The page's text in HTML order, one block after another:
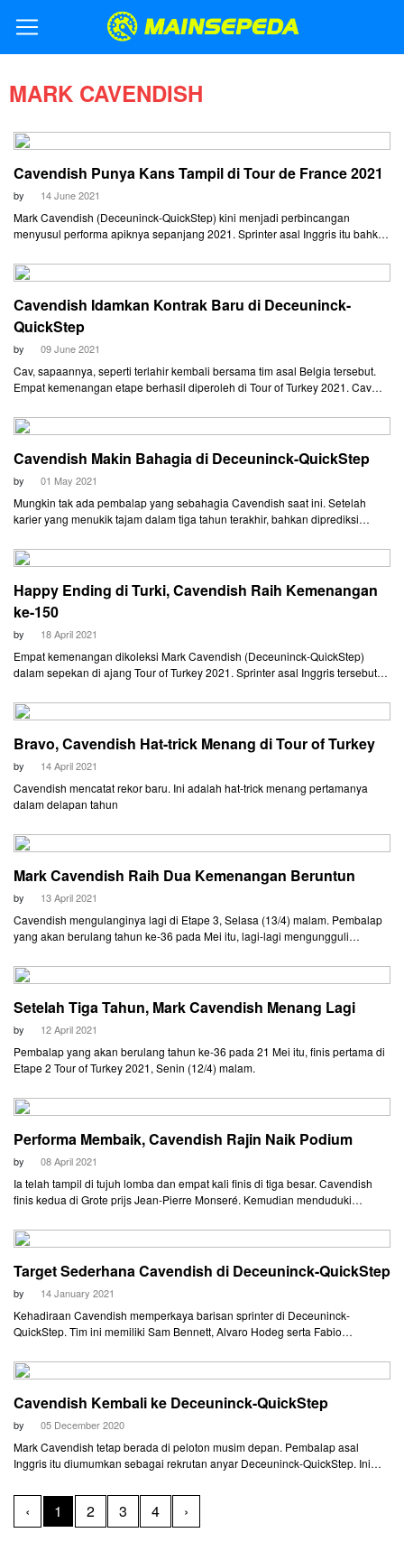
MARK CAVENDISH
Cavendish Punya Kans Tampil di Tour de France 2021
by 14 June 2021
Mark Cavendish (Deceuninck-QuickStep) kini menjadi perbincangan
menyusul performa apiknya sepanjang 2021. Sprinter asal Inggris itu bahkan
Juni nanti.
Cavendish Idamkan Kontrak Baru di Deceuninck-
QuickStep
by 09 June 2021
Cav, sapaannya, seperti terlahir kembali bersama tim asal Belgia tersebut.
Empat kemenangan etape berhasil diperoleh di Tour of Turkey 2021. Cav
Scheldeprijs.
Cavendish Makin Bahagia di Deceuninck-QuickStep
by 01 May 2021
Mungkin tak ada pembalap yang sebahagia Cavendish saat ini. Setelah
karier yang menukik tajam dalam tiga tahun terakhir, bahkan diprediksi
Cavendish bisa menang lagi.
Happy Ending di Turki, Cavendish Raih Kemenangan
ke-150
by 18 April 2021
Empat kemenangan dikoleksi Mark Cavendish (Deceuninck-QuickStep)
dalam sepekan di ajang Tour of Turkey 2021. Sprinter asal Inggris tersebut
Bravo, Cavendish Hat-trick Menang di Tour of Turkey
by 14 April 2021
Cavendish mencatat rekor baru. Ini adalah hat-trick menang pertamanya
dalam delapan tahun
Mark Cavendish Raih Dua Kemenangan Beruntun
by 13 April 2021
Cavendish mengulanginya lagi di Etape 3, Selasa (13/4) malam. Pembalap
yang akan berulang tahun ke-36 pada Mei itu, lagi-lagi mengungguli
Setelah Tiga Tahun, Mark Cavendish Menang Lagi
by 12 April 2021
Pembalap yang akan berulang tahun ke-36 pada 21 Mei itu, finis pertama di
Etape 2 Tour of Turkey 2021, Senin (12/4) malam.
Performa Membaik, Cavendish Rajin Naik Podium
by 08 April 2021
Ia telah tampil di tujuh lomba dan empat kali finis di tiga besar. Cavendish
finis kedua di Grote prijs Jean-Pierre Monseré. Kemudian menduduki
Internazionale Coppi e Bartali.
Target Sederhana Cavendish di Deceuninck-QuickStep
by 14 January 2021
Kehadiraan Cavendish memperkaya barisan sprinter di Deceuninck-
QuickStep. Tim ini memiliki Sam Bennett, Alvaro Hodeg serta Fabio
Cavendish Kembali ke Deceuninck-QuickStep
by 05 December 2020
Mark Cavendish tetap berada di peloton musim depan. Pembalap asal
Inggris itu diumumkan sebagai rekrutan anyar Deceuninck-QuickStep. Ini
‹ 1 2 3 4 ›